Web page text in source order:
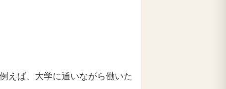
えば、大学に通いながら働いた